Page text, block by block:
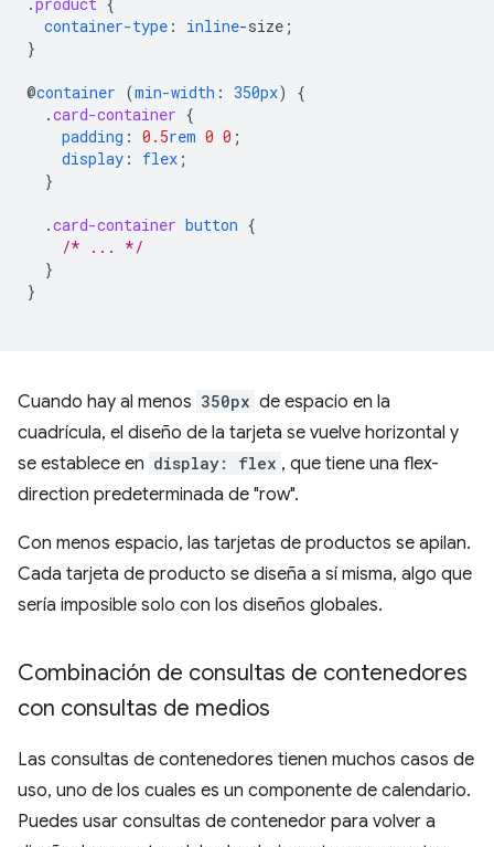
container-type : inline-size ;
}
@container (min-width : 350px)
{
.card-container {
padding : 0.5rem 0 0 ;
display : flex ;
}
.card-container button {
/* ... */
}
}
Cuando hay al menos 350px de espacio en la
cuadrícula, el diseño de la tarjeta se vuelve horizontal y
se establece en display: flex , que tiene una flex-
direction predeterminada de "row".
Con menos espacio, las tarjetas de productos se apilan.
Cada tarjeta de producto se diseña a sí misma, algo que
sería imposible solo con los diseños globales.
Combinación de consultas de contenedores
con consultas de medios
Las consultas de contenedores tienen muchos casos de
uso, uno de los cuales es un componente de calendario.
Puedes usar consultas de contenedor para volver a